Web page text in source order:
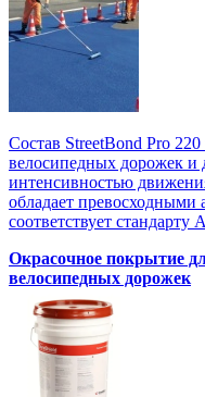
Состав StreetBond Pro
велосипедных дорожек и
интенсивностью
обладает
соответствует
Окрасочное покрытие
велосипедных дорожек